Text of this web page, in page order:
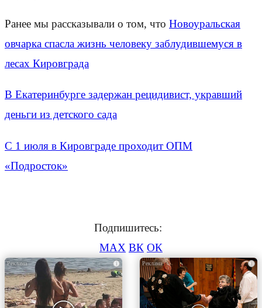
Ранее мы рассказывали о том, что Новоуральская
овчарка спасла жизнь человеку заблудившемуся в
лесах Кировграда
В Екатеринбурге задержан рецидивист, укравший
деньги из детского сада
С 1 июля в Кировграде проходит ОПМ
«Подросток»
Подпишитесь:
MAX ВК ОК
i i